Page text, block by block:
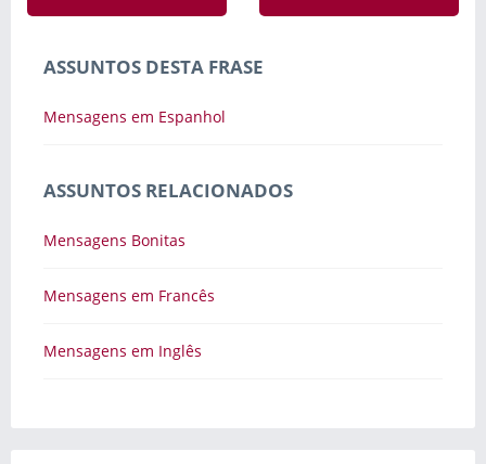
ASSUNTOS DESTA FRASE
Mensagens em Espanhol
ASSUNTOS RELACIONADOS
Mensagens Bonitas
Mensagens em Francês
Mensagens em Inglês